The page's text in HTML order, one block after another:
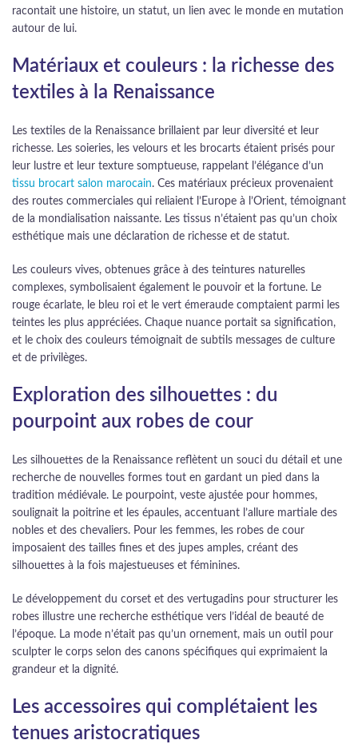
racontait une histoire, un statut, un lien avec le monde en mutation
autour de lui.
Matériaux et couleurs : la richesse des
textiles à la Renaissance
Les textiles de la Renaissance brillaient par leur diversité et leur
richesse. Les soieries, les velours et les brocarts étaient prisés pour
leur lustre et leur texture somptueuse, rappelant l’élégance d’un
tissu brocart salon marocain. Ces matériaux précieux provenaient
des routes commerciales qui reliaient l’Europe à l’Orient, témoignant
de la mondialisation naissante. Les tissus n’étaient pas qu’un choix
esthétique mais une déclaration de richesse et de statut.
Les couleurs vives, obtenues grâce à des teintures naturelles
complexes, symbolisaient également le pouvoir et la fortune. Le
rouge écarlate, le bleu roi et le vert émeraude comptaient parmi les
teintes les plus appréciées. Chaque nuance portait sa signification,
et le choix des couleurs témoignait de subtils messages de culture
et de privilèges.
Exploration des silhouettes : du
pourpoint aux robes de cour
Les silhouettes de la Renaissance reflètent un souci du détail et une
recherche de nouvelles formes tout en gardant un pied dans la
tradition médiévale. Le pourpoint, veste ajustée pour hommes,
soulignait la poitrine et les épaules, accentuant l’allure martiale des
nobles et des chevaliers. Pour les femmes, les robes de cour
imposaient des tailles fines et des jupes amples, créant des
silhouettes à la fois majestueuses et féminines.
Le développement du corset et des vertugadins pour structurer les
robes illustre une recherche esthétique vers l’idéal de beauté de
l’époque. La mode n’était pas qu’un ornement, mais un outil pour
sculpter le corps selon des canons spécifiques qui exprimaient la
grandeur et la dignité.
Les accessoires qui complétaient les
tenues aristocratiques